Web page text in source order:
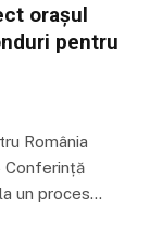
orașul
pentru
România
Conferință
un proces…